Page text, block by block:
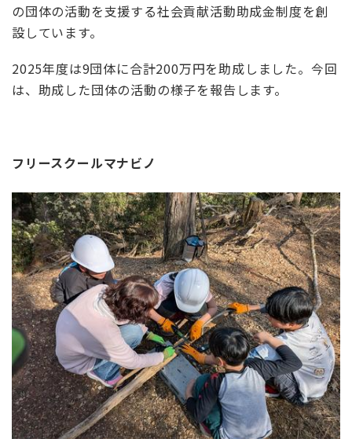
の団体の活動を支援する社会貢献活動助成金制度を創
設しています。
2025年度は9団体に合計200万円を助成しました。今回
は、助成した団体の活動の様子を報告します。
フリースクールマナビノ